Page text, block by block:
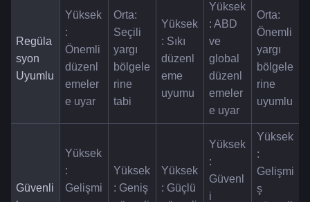
Regüla
syon
Uyumlu
Yüksek
:
Önemli
düzenl
emeler
e uyar
Orta:
Seçili
yargı
bölgele
rine
tabi
Yüksek
: Sıkı
düzenl
eme
uyumu
Yüksek
: ABD
ve
global
düzenl
emeler
e uyar
Orta:
Önemli
yargı
bölgele
rine
uyumlu
Güvenli
Yüksek
:
Gelişmi
Yüksek
: Geniş
Yüksek
: Güçlü
Yüksek
:
Güvenl
i
Yüksek
:
Gelişmi
ş